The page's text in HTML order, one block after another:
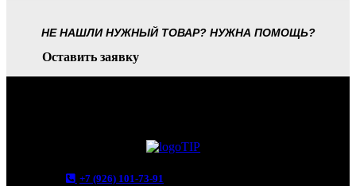
НЕ НАШЛИ НУЖНЫЙ ТОВАР? НУЖНА ПОМОЩЬ?
Оставить заявку
+7 (926) 101-73-91